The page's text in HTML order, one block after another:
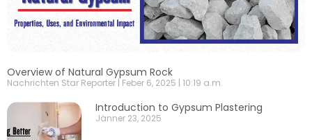
Overview of Natural Gypsum Rock
Nachrichten Star Reporter Feber 6, 2025 10:19 a.m.
Introduction to Gypsum Plastering
Jänner 23, 2025